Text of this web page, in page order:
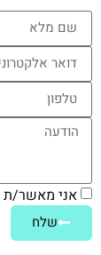
אני מאשר/
שלח